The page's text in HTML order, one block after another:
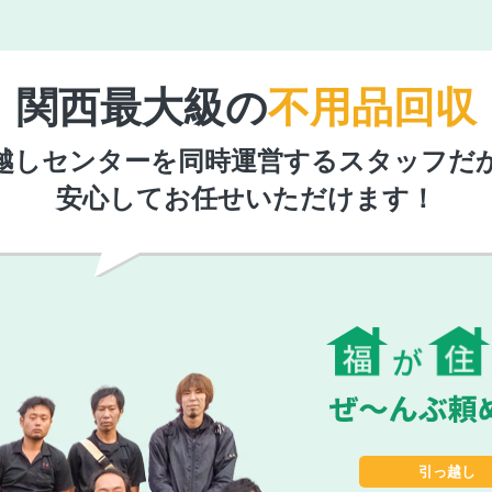
関西最大級の不用品回収
しセンターを同時運営するスタッフだ
安心してお任せいただけます！
引っ越し